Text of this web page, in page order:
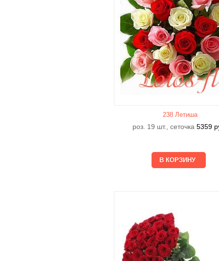
238 Летишa
роз. 19 шт., сеточка5359